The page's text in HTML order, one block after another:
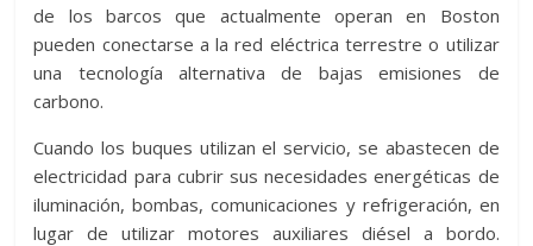
de los barcos que actualmente operan en Boston
pueden conectarse a la red eléctrica terrestre o utilizar
una tecnología alternativa de bajas emisiones de
carbono.
Cuando los buques utilizan el servicio, se abastecen de
electricidad para cubrir sus necesidades energéticas de
iluminación, bombas, comunicaciones y refrigeración, en
lugar de utilizar motores auxiliares diésel a bordo.